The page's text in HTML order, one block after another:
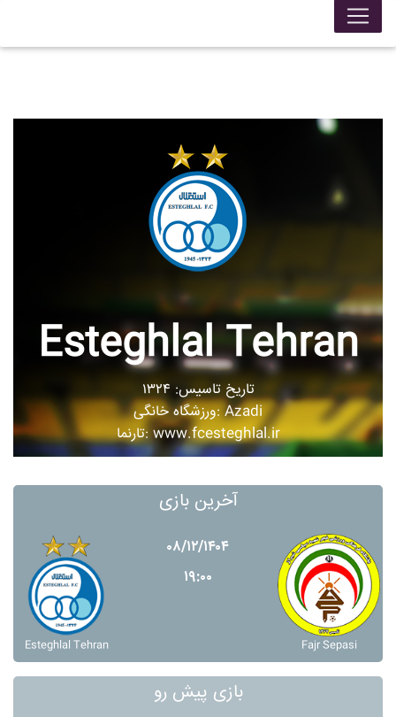
Esteghlal Tehran
تاریخ تاسیس: ۱۳۲۴
ورزشگاه خانگی: Azadi
تارنما: www.fcesteghlal.ir
آخرین بازی
Esteghlal Tehran
۰۸/۱۲/۱۴۰۴
۱۹:۰۰
Fajr Sepasi
بازی پیش رو